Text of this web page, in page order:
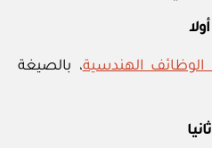
أولا
الهندسية، بالصيغة
ثانيا